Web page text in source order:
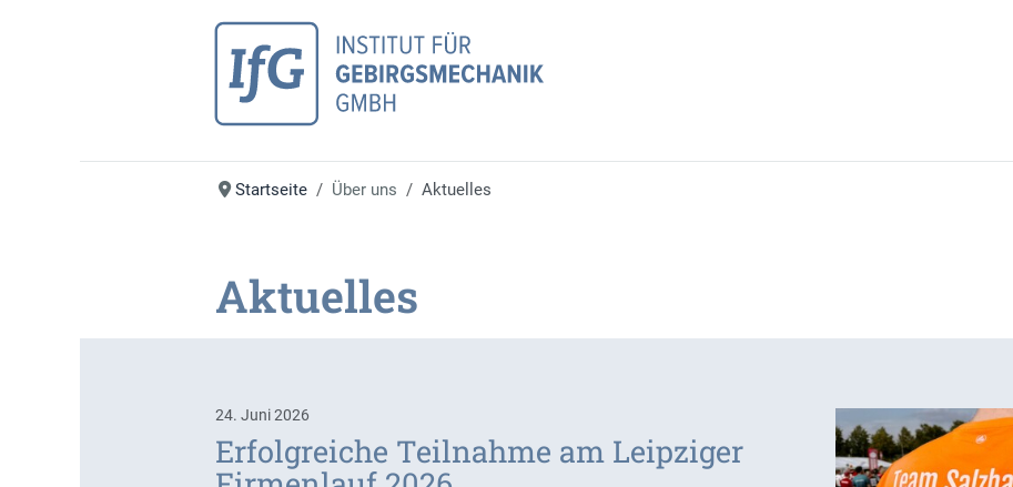
Startseite Über uns Aktuelles
Aktuelles
24. Juni 2026
Erfolgreiche Teilnahme am Leipziger